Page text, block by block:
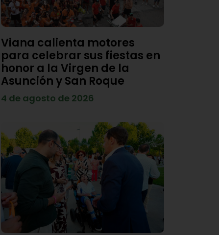
Viana calienta motores
para celebrar sus fiestas en
honor a la Virgen de la
Asunción y San Roque
4 de agosto de 2026